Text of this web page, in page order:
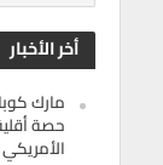
أخر الأخبار
مارك
حصة
الأمريكي